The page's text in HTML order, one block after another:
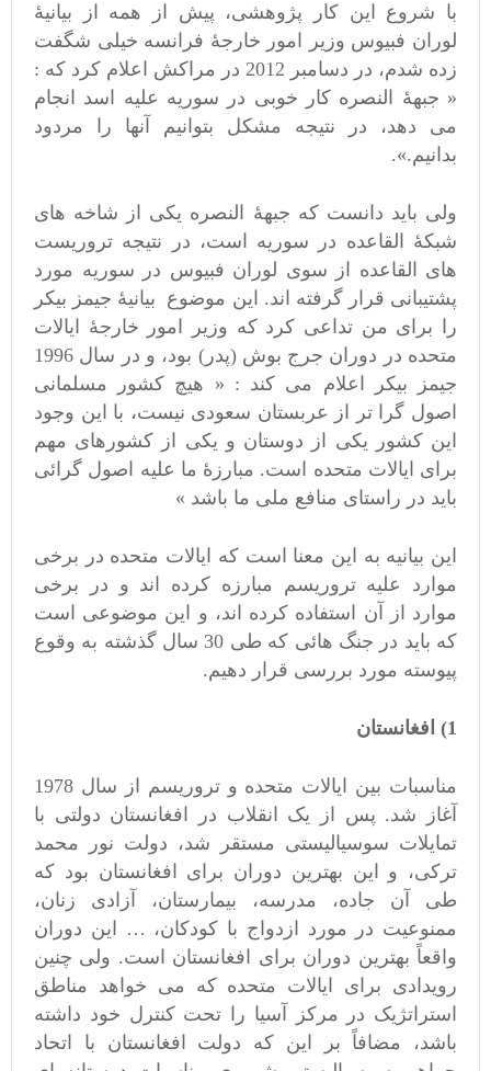
با شروع این کار پژوهشی، پیش از همه از بیانیۀ
لوران فبیوس وزیر امور خارجۀ فرانسه خیلی شگفت
زده شدم، در دسامبر 2012 در مراکش اعلام کرد که :
« جبهۀ النصره کار خوبی در سوریه علیه اسد انجام
می دهد، در نتیجه مشکل بتوانیم آنها را مردود
بدانیم.».
ولی باید دانست که جبهۀ النصره یکی از شاخه های
شبکۀ القاعده در سوریه است، در نتیجه تروریست
های القاعده از سوی لوران فبیوس در سوریه مورد
پشتیبانی قرار گرفته اند. این موضوع بیانیۀ جیمز بیکر
را برای من تداعی کرد که وزیر امور خارجۀ ایالات
متحده در دوران جرج بوش (پدر) بود، و در سال 1996
جیمز بیکر اعلام می کند : « هیچ کشور مسلمانی
اصول گرا تر از عربستان سعودی نیست، با این وجود
این کشور یکی از دوستان و یکی از کشورهای مهم
برای ایالات متحده است. مبارزۀ ما علیه اصول گرائی
باید در راستای منافع ملی ما باشد »
این بیانیه به این معنا است که ایالات متحده در برخی
موارد علیه تروریسم مبارزه کرده اند و در برخی
موارد از آن استفاده کرده اند، و این موضوعی است
که باید در جنگ هائی که طی 30 سال گذشته به وقوع
پیوسته مورد بررسی قرار دهیم.
1) افغانستان
مناسبات بین ایالات متحده و تروریسم از سال 1978
آغاز شد. پس از یک انقلاب در افغانستان دولتی با
تمایلات سوسیالیستی مستقر شد، دولت نور محمد
ترکی، و این بهترین دوران برای افغانستان بود که
طی آن جاده، مدرسه، بیمارستان، آزادی زنان،
ممنوعیت در مورد ازدواج با کودکان، … این دوران
واقعاً بهترین دوران برای افغانستان است. ولی چنین
رویدادی برای ایالات متحده که می خواهد مناطق
استراتژیک در مرکز آسیا را تحت کنترل خود داشته
باشد، مضافاً بر این که دولت افغانستان با اتحاد